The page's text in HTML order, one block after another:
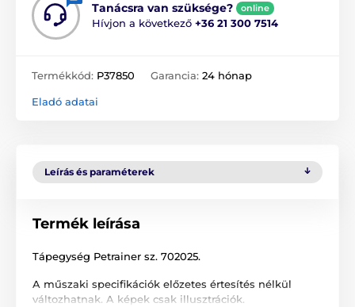
Tanácsra van szüksége? online
Hívjon a következő +36 21 300 7514
Termékkód: P37850 Garancia: 24 hónap
Eladó adatai
Leírás és paraméterek
Termék leírása
Tápegység Petrainer sz. 702025.
A műszaki specifikációk előzetes értesítés nélkül
változhatnak. A képek csak illusztrációk.